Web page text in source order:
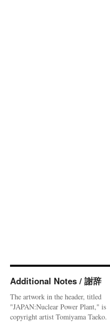
Additional Notes / 謝辞
The artwork in the header, titled
"JAPAN:Nuclear Power Plant," is
copyright artist Tomiyama Taeko.